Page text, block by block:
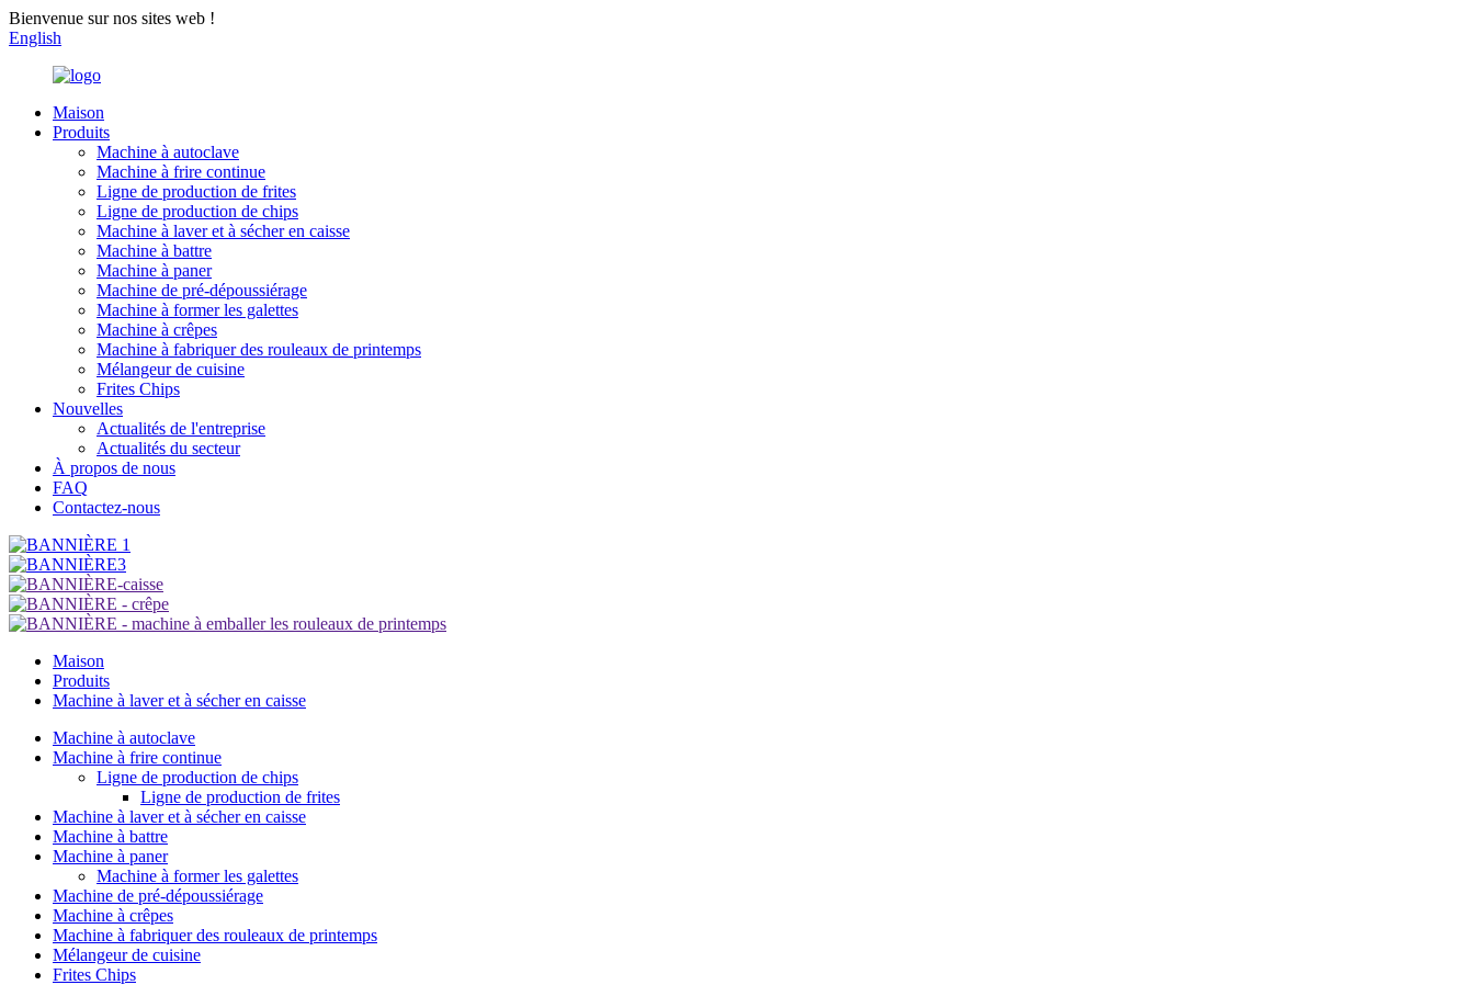
Bienvenue sur nos sites web !
English
Maison
Produits
Machine à autoclave
Machine à frire continue
Ligne de production de frites
Ligne de production de chips
Machine à laver et à sécher en caisse
Machine à battre
Machine à paner
Machine de pré-dépoussiérage
Machine à former les galettes
Machine à crêpes
Machine à fabriquer des rouleaux de printemps
Mélangeur de cuisine
Frites Chips
Nouvelles
Actualités de l'entreprise
Actualités du secteur
À propos de nous
FAQ
Contactez-nous
Maison
Produits
Machine à laver et à sécher en caisse
Machine à autoclave
Machine à frire continue
Ligne de production de chips
Ligne de production de frites
Machine à laver et à sécher en caisse
Machine à battre
Machine à paner
Machine à former les galettes
Machine de pré-dépoussiérage
Machine à crêpes
Machine à fabriquer des rouleaux de printemps
Mélangeur de cuisine
Frites Chips